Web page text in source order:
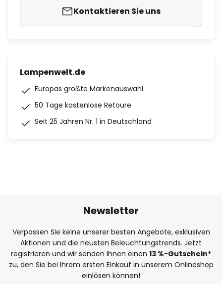
Kontaktieren Sie uns
Lampenwelt.de
Europas größte Markenauswahl
50 Tage kostenlose Retoure
Seit 25 Jahren Nr. 1 in Deutschland
Newsletter
Verpassen Sie keine unserer besten Angebote, exklusiven
Aktionen und die neusten Beleuchtungstrends. Jetzt
registrieren und wir senden Ihnen einen 13 %-Gutschein*
zu, den Sie bei Ihrem ersten Einkauf in unserem Onlineshop
einlösen können!